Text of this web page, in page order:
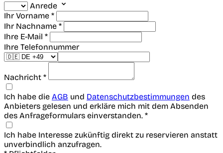
Anrede
Ihr Vorname *
Ihr Nachname *
Ihre E-Mail *
Ihre Telefonnummer
Nachricht *
Ich habe die AGB und Datenschutzbestimmungen des
Anbieters gelesen und erkläre mich mit dem Absenden
des Anfrageformulars einverstanden. *
Ich habe Interesse zukünftig direkt zu reservieren anstatt
unverbindlich anzufragen.